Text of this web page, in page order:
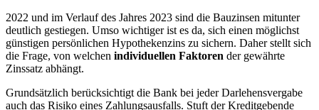
2022 und im Verlauf des Jahres 2023 sind die Bauzinsen mitunter
deutlich gestiegen. Umso wichtiger ist es da, sich einen möglichst
günstigen persönlichen Hypothekenzins zu sichern. Daher stellt sich
die Frage, von welchen individuellen Faktoren der gewährte
Zinssatz abhängt.
Grundsätzlich berücksichtigt die Bank bei jeder Darlehensvergabe
auch das Risiko eines Zahlungsausfalls. Stuft der Kreditgebende